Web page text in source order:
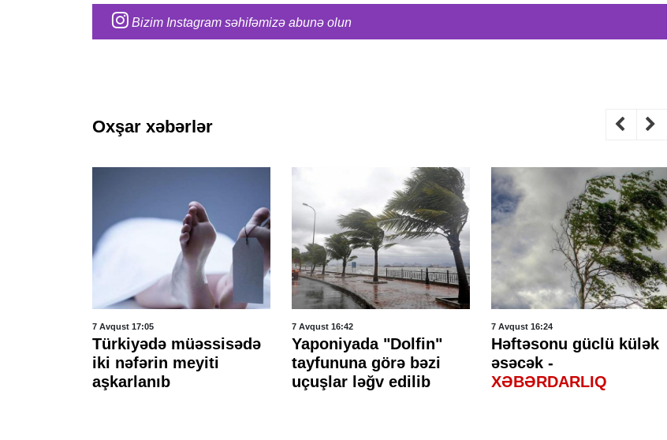
Bizim Instagram səhifəmizə abunə olun
Oxşar xəbərlər
7 Avqust 17:05
Türkiyədə müəssisədə
iki nəfərin meyiti
aşkarlanıb
7 Avqust 16:42
Yaponiyada "Dolfin"
tayfununa görə bəzi
uçuşlar ləğv edilib
7 Avqust 16:24
Həftəsonu güclü külək
əsəcək -
XƏBƏRDARLIQ